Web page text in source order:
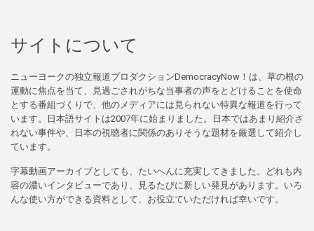
サイトについて
ニューヨークの独立報道プロダクションDemocracyNow！は、草の根の
運動に焦点を当て、見過ごされがちな当事者の声をとどけることを使命
とする番組づくりで、他のメディアには見られない特異な報道を行って
います。日本語サイトは2007年に始まりました。日本ではあまり紹介さ
れない事件や、日本の視聴者に関係のありそうな題材を厳選して紹介し
ています。
字幕動画アーカイブとしても、たいへんに充実してきました。どれも内
容の濃いインタビューであり、見るたびに新しい発見があります。いろ
んな使い方ができる資料として、お役立ていただければ幸いです。